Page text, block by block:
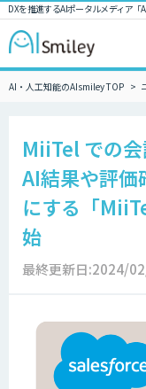
DXを推進するAIポータルメディア
AI・人工知能のAIsmiley TOP
MiiTel での
AI結果や評
にする「
始
最終更新日:2024/